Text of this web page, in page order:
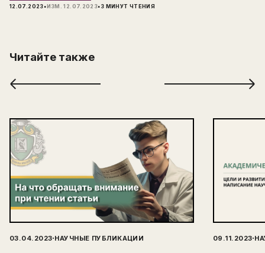
12.07.2023· ИЗМ.12.07.2023·3 МИНУТ ЧТЕНИЯ
Читайте также
03.04.2023·НАУЧНЫЕ ПУБЛИКАЦИИ 09.11.2023·